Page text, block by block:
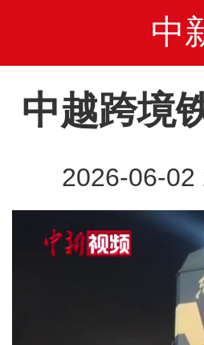
中
中越跨境
2026-06-